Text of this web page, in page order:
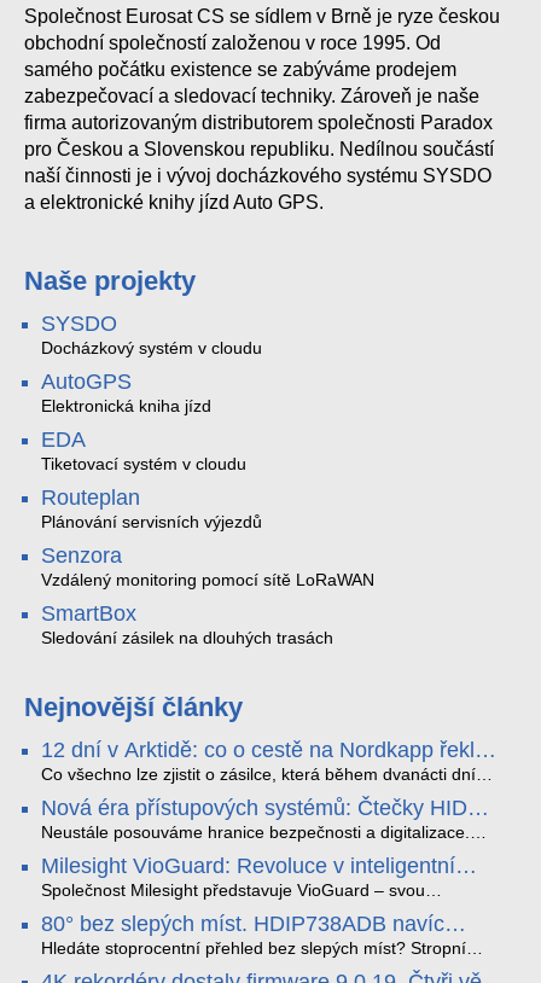
Společnost Eurosat CS se sídlem v Brně je ryze českou
obchodní společností založenou v roce 1995. Od
samého počátku existence se zabýváme prodejem
zabezpečovací a sledovací techniky. Zároveň je naše
firma autorizovaným distributorem společnosti Paradox
pro Českou a Slovenskou republiku. Nedílnou součástí
naší činnosti je i vývoj docházkového systému SYSDO
a elektronické knihy jízd Auto GPS.
Naše projekty
SYSDO
Docházkový systém v cloudu
AutoGPS
Elektronická kniha jízd
EDA
Tiketovací systém v cloudu
Routeplan
Plánování servisních výjezdů
Senzora
Vzdálený monitoring pomocí sítě LoRaWAN
SmartBox
Sledování zásilek na dlouhých trasách
Nejnovější články
12 dní v Arktidě: co o cestě na Nordkapp řekla
data ze SMARTBOX 2 MAX
Co všechno lze zjistit o zásilce, která během dvanácti dní
projede Arktidou? SMARTBOX 2 MAX jsme vzali na trasu z
Tromsø přes Lofoty, Kirunu a finské Laponsko až na
Nordkapp. Bez jediného dobití, v mrazu až −13 °C a mimo
otřesy i náklon. Výsledkem není jen čára na mapě, ale
podrobný datový příběh celé cesty.
Nová éra přístupových systémů: Čtečky HID
Signo
Neustále posouváme hranice bezpečnosti a digitalizace.
v oblasti kontroly přístupu – moderní a vysoce univerzální
čtečky HID Signo.
Milesight VioGuard: Revoluce v inteligentní
detekci dopravních přestupků
Společnost Milesight představuje VioGuard – svou
dopravních přestupků. Tento systém, poháněný
sofistikovanými algoritmy umělé inteligence (AI), je navržen
tak, aby poskytoval komplexní nástroje pro vymáhání
80° bez slepých míst. HDIP738ADB navíc
streamuje na YouTube – bez PC.
Hledáte stoprocentní přehled bez slepých míst? Stropní
panoramatická kamera HDIP738ADB skládá obraz ze dvou